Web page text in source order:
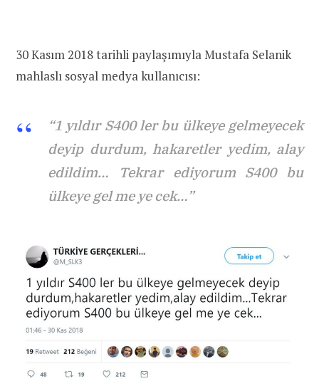
30 Kasım 2018 tarihli paylaşımıyla Mustafa Selanik
mahlaslı sosyal medya kullanıcısı:
“1 yıldır S400 ler bu ülkeye gelmeyecek
deyip durdum, hakaretler yedim, alay
edildim… Tekrar ediyorum S400 bu
ülkeye gel me ye cek…”